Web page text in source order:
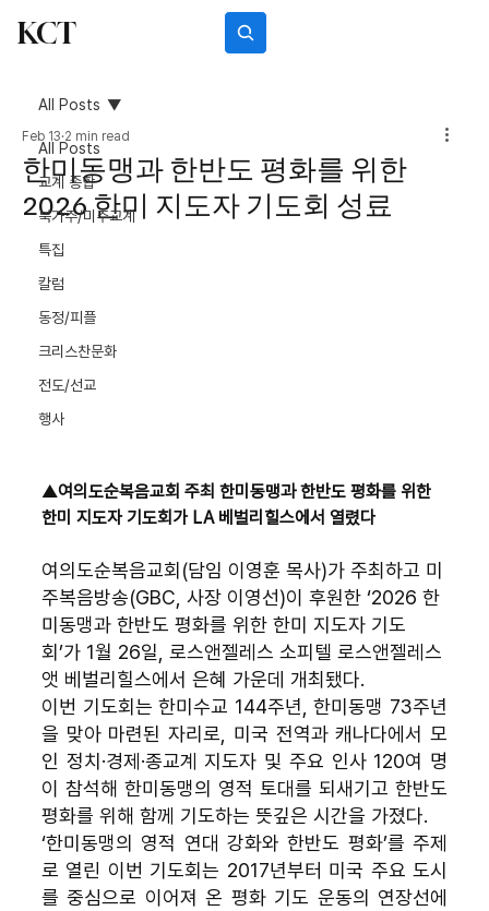
KCT
All Posts
교계 종합
북가주/미주교계
특집
칼럼
동정/피플
크리스찬문화
전도/선교
행사
All Posts
한미동맹과 한반도 평화를 위한
2026 한미 지도자 기도회 성료
Feb 13 2 min read
▲여의도순복음교회 주최 한미동맹과 한반도 평화를 위한
한미 지도자 기도회가 LA 베벌리힐스에서 열렸다
여의도순복음교회(담임 이영훈 목사)가 주최하고 미
주복음방송(GBC, 사장 이영선)이 후원한 ‘2026 한
미동맹과 한반도 평화를 위한 한미 지도자 기도
회’가 1월 26일, 로스앤젤레스 소피텔 로스앤젤레스
앳 베벌리힐스에서 은혜 가운데 개최됐다.
이번 기도회는 한미수교 144주년, 한미동맹 73주년
을 맞아 마련된 자리로, 미국 전역과 캐나다에서 모
인 정치·경제·종교계 지도자 및 주요 인사 120여 명
이 참석해 한미동맹의 영적 토대를 되새기고 한반도
평화를 위해 함께 기도하는 뜻깊은 시간을 가졌다.
‘한미동맹의 영적 연대 강화와 한반도 평화’를 주제
로 열린 이번 기도회는 2017년부터 미국 주요 도시
를 중심으로 이어져 온 평화 기도 운동의 연장선에